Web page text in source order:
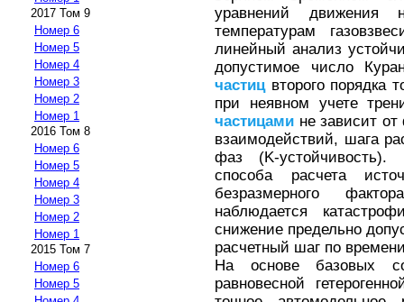
2017 Том 9
Номер 6
Номер 5
Номер 4
Номер 3
Номер 2
Номер 1
2016 Том 8
Номер 6
Номер 5
Номер 4
Номер 3
Номер 2
Номер 1
2015 Том 7
Номер 6
Номер 5
уравнений движения
температурам
линейный анализ
допустимое число
частицвторого порядка
при неявном учете
частицами не зависит
взаимодействий, шага
фаз (K-
способа расчета
безразмерного
наблюдается
снижение предельно
расчетный шаг по
На основе базовых
равновесной